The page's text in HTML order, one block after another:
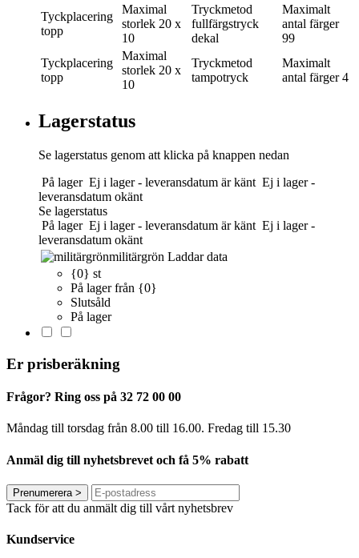
Tyckplacering
topp
Maximal
storlek 20 x
10
Tryckmetod
fullfärgstryck
dekal
Maximalt
antal färger
99
Tyckplacering
topp
Maximal
storlek 20 x
10
Tryckmetod
tampotryck
Maximalt
antal färger 4
Lagerstatus
Se lagerstatus genom att klicka på knappen nedan
På lager Ej i lager - leveransdatum är känt Ej i lager -
leveransdatum okänt
Se lagerstatus
På lager Ej i lager - leveransdatum är känt Ej i lager -
leveransdatum okänt
militärgrön Laddar data
{0} st
På lager från {0}
Slutsåld
På lager
Er prisberäkning
Frågor? Ring oss på 32 72 00 00
Måndag till torsdag från 8.00 till 16.00. Fredag ​​till 15.30
Anmäl dig till nyhetsbrevet och få 5% rabatt
Prenumerera >
Tack för att du anmält dig till vårt nyhetsbrev
Kundservice